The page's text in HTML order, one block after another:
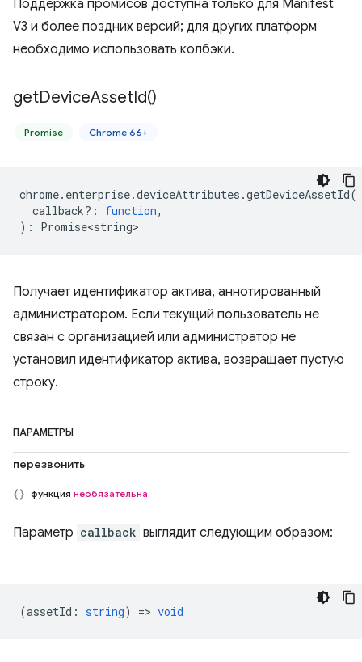
Поддержка промисов доступна только для Manifest
V3 и более поздних версий; для других платформ
необходимо использовать колбэки.
getDeviceAssetId()
Promise Chrome 66+
chrome. enterprise.deviceAttributes .getDeviceAssetId(
callback? : function,
) : Promise<string>
Получает идентификатор актива, аннотированный
администратором. Если текущий пользователь не
связан с организацией или администратор не
установил идентификатор актива, возвращает пустую
строку.
ПАРАМЕТРЫ
перезвонить
функция необязательна
Параметр callback выглядит следующим образом:
(assetId : string) => void